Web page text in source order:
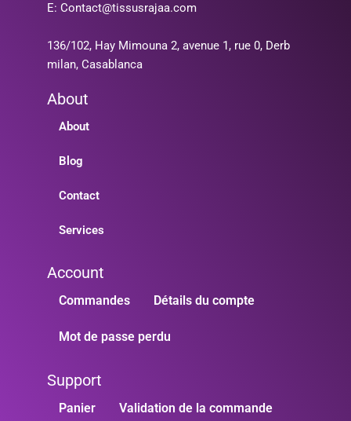
E: Contact@tissusrajaa.com
136/102, Hay Mimouna 2, avenue 1, rue 0, Derb
milan, Casablanca
About
About
Blog
Contact
Services
Account
Commandes Détails du compte
Mot de passe perdu
Support
Panier Validation de la commande